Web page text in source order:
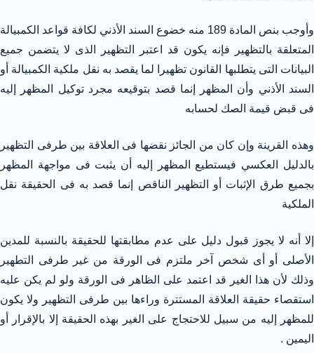
وأوجب بنص المادة 189 منه خضوع السند الأذني لكافة قواعد الكمبيالة
المتعلقة بالتظهير فإنه يكون قد اعتبر التظهير الذى لا يتضمن جميع
البيانات التى يتطلبها القانون تظهيرا لما يقصد به نقل ملكية الكمبيالة أو
السند الأذني وأن المظهر إنما قصد بتوقيعه مجرد توكيل المظهر إليه
فى قبض قيمة الصك لحسابه
وهذه القرينة وإن كان من الجائز نقضها فى العلاقة بين طرفى التظهير
بالدليل العكسي فيستطيع المظهر إليه أن يثبت فى مواجهة المظهر
بجميع طرق الإثبات أو التظهير الناقص إنما قصد به فى الحقيقة نقل
الملكية
إلا أنه لا يجوز قبول دليل على عدم مطابقتها للحقيقة بالنسبة للمدين
الأصلى أو أى شخص آخر ملتزم فى الورقة من غير طرفى التطهير
وذلك لأن هذا الغير قد اعتمد على الظاهر فى الورقة ولو لم يكن عليه
استقصاء حقيقة العلاقة المستترة وراءها بين طرفى التظهير ولا يكون
للمظهر إليه من سبيل للاحتجاج على الغير بهذه الحقيقة إلا بالإقرار أو
اليمين .